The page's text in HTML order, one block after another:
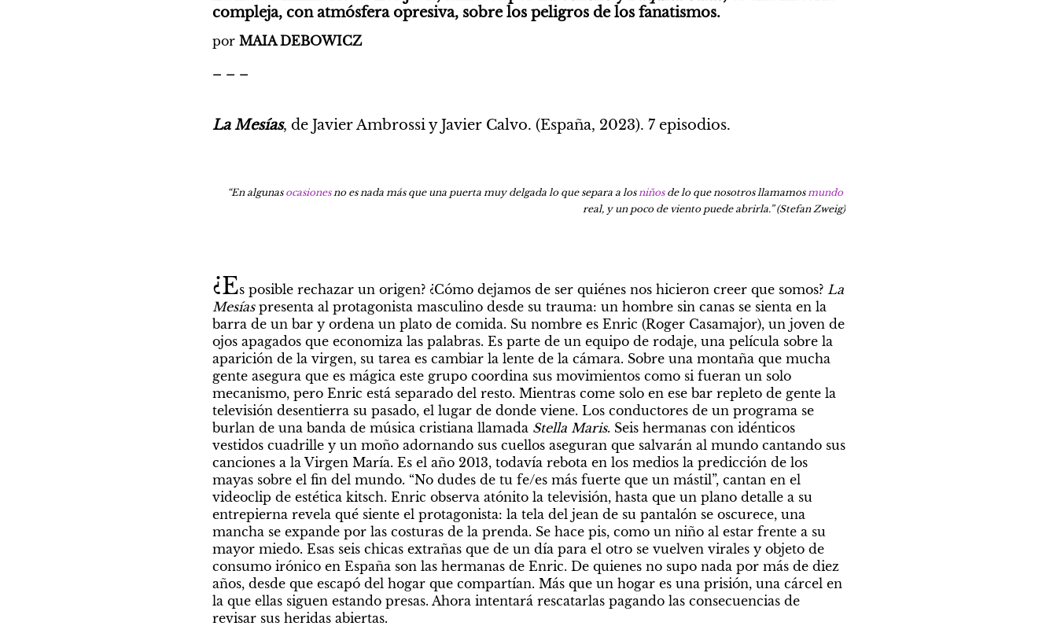
compleja, con atmósfera opresiva, sobre los peligros de los fanatismos.
por MAIA DEBOWICZ
La Mesías, de Javier Ambrossi y Javier Calvo. (España, 2023). 7 episodios.
“En algunas ocasiones no es nada más que una puerta muy delgada lo que separa a los niños de lo que nosotros llamamos mundo
real, y un poco de viento puede abrirla.” (Stefan Zweig)
¿Es posible rechazar un origen? ¿Cómo dejamos de ser quiénes nos hicieron creer que somos? La
Mesías presenta al protagonista masculino desde su trauma: un hombre sin canas se sienta en la
barra de un bar y ordena un plato de comida. Su nombre es Enric (Roger Casamajor), un joven de
ojos apagados que economiza las palabras. Es parte de un equipo de rodaje, una película sobre la
aparición de la virgen, su tarea es cambiar la lente de la cámara. Sobre una montaña que mucha
gente asegura que es mágica este grupo coordina sus movimientos como si fueran un solo
mecanismo, pero Enric está separado del resto. Mientras come solo en ese bar repleto de gente la
televisión desentierra su pasado, el lugar de donde viene. Los conductores de un programa se
burlan de una banda de música cristiana llamada Stella Maris. Seis hermanas con idénticos
vestidos cuadrille y un moño adornando sus cuellos aseguran que salvarán al mundo cantando sus
canciones a la Virgen María. Es el año 2013, todavía rebota en los medios la predicción de los
mayas sobre el fin del mundo. “No dudes de tu fe/es más fuerte que un mástil”, cantan en el
videoclip de estética kitsch. Enric observa atónito la televisión, hasta que un plano detalle a su
entrepierna revela qué siente el protagonista: la tela del jean de su pantalón se oscurece, una
mancha se expande por las costuras de la prenda. Se hace pis, como un niño al estar frente a su
mayor miedo. Esas seis chicas extrañas que de un día para el otro se vuelven virales y objeto de
consumo irónico en España son las hermanas de Enric. De quienes no supo nada por más de diez
años, desde que escapó del hogar que compartían. Más que un hogar es una prisión, una cárcel en
la que ellas siguen estando presas. Ahora intentará rescatarlas pagando las consecuencias de
revisar sus heridas abiertas.